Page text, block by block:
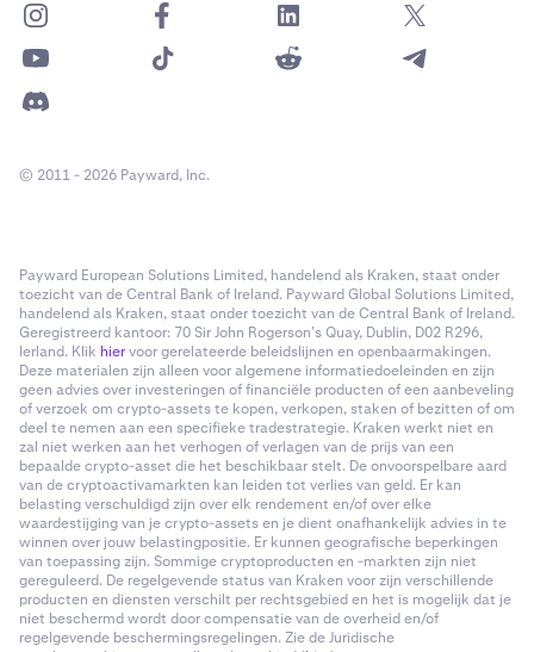
© 2011 - 2026 Payward, Inc.
Payward European Solutions Limited, handelend als Kraken, staat onder
toezicht van de Central Bank of Ireland. Payward Global Solutions Limited,
handelend als Kraken, staat onder toezicht van de Central Bank of Ireland.
Geregistreerd kantoor: 70 Sir John Rogerson’s Quay, Dublin, D02 R296,
Ierland. Klik hiervoor gerelateerde beleidslijnen en openbaarmakingen.
Deze materialen zijn alleen voor algemene informatiedoeleinden en zijn
geen advies over investeringen of financiële producten of een aanbeveling
of verzoek om crypto-assets te kopen, verkopen, staken of bezitten of om
deel te nemen aan een specifieke tradestrategie. Kraken werkt niet en
zal niet werken aan het verhogen of verlagen van de prijs van een
bepaalde crypto-asset die het beschikbaar stelt. De onvoorspelbare aard
van de cryptoactivamarkten kan leiden tot verlies van geld. Er kan
belasting verschuldigd zijn over elk rendement en/of over elke
waardestijging van je crypto-assets en je dient onafhankelijk advies in te
winnen over jouw belastingpositie. Er kunnen geografische beperkingen
van toepassing zijn. Sommige cryptoproducten en -markten zijn niet
gereguleerd. De regelgevende status van Kraken voor zijn verschillende
producten en diensten verschilt per rechtsgebied en het is mogelijk dat je
niet beschermd wordt door compensatie van de overheid en/of
regelgevende beschermingsregelingen. Zie de Juridische